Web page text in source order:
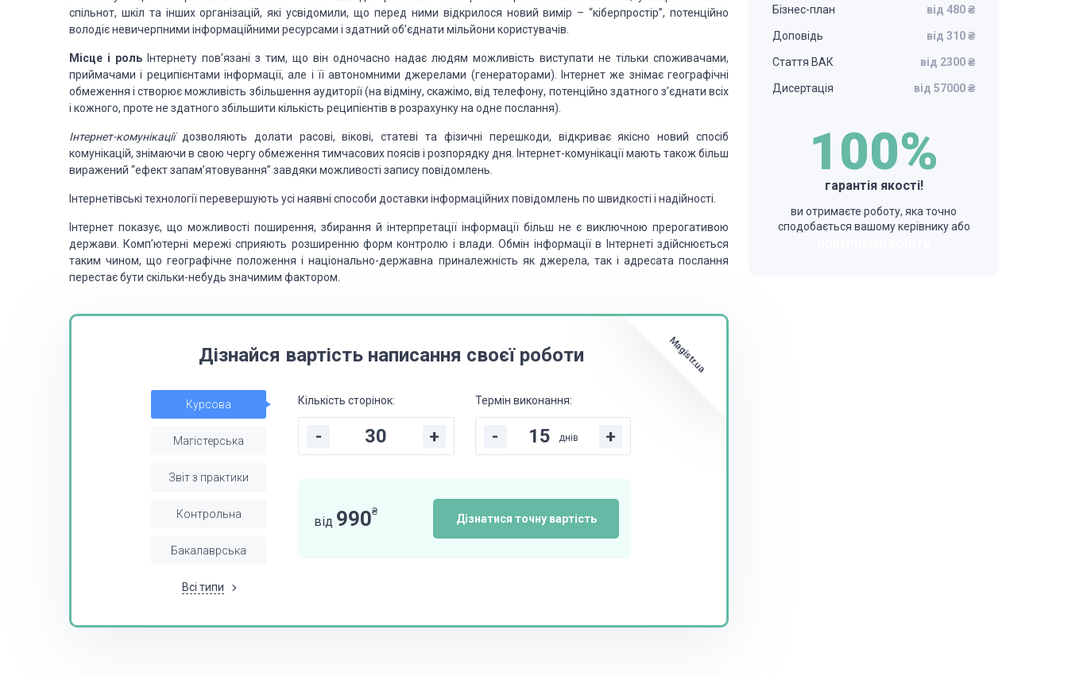
спільнот, шкіл та інших організацій, які усвідомили, що перед ними відкрилося новий вимір – “кіберпростір”, потенційно
володіє невичерпними інформаційними ресурсами і здатний об’єднати мільйони користувачів.
Місце і роль Інтернету пов’язані з тим, що він одночасно надає людям можливість виступати не тільки споживачами,
приймачами і реципієнтами інформації, але і її автономними джерелами (генераторами). Інтернет же знімає географічні
обмеження і створює можливість збільшення аудиторії (на відміну, скажімо, від телефону, потенційно здатного з’єднати всіх
і кожного, проте не здатного збільшити кількість реципієнтів в розрахунку на одне послання).
Інтернет-комунікації дозволяють долати расові, вікові, статеві та фізичні перешкоди, відкриває якісно новий спосіб
комунікацій, знімаючи в свою чергу обмеження тимчасових поясів і розпорядку дня. Інтернет-комунікації мають також більш
виражений “ефект запам’ятовування” завдяки можливості запису повідомлень.
Інтернетівські технології перевершують усі наявні способи доставки інформаційних повідомлень по швидкості і надійності.
Інтернет показує, що можливості поширення, збирання й інтерпретації інформації більш не є виключною прерогативою
держави. Комп’ютерні мережі сприяють розширенню форм контролю і влади. Обмін інформації в Інтернеті здійснюється
таким чином, що географічне положення і національно-державна приналежність як джерела, так і адресата послання
перестає бути скільки-небудь значимим фактором.
Magistr.ua
Дізнайся вартість написання своєї роботи
Курсова
Магістерська
Звіт з практики
Контрольна
Бакалаврська
Всі типи
Кількість сторінок:
- +
Термін виконання:
- днів +
від 990₴
Дізнатися точну вартість
Бізнес-план від 480 ₴
Доповідь від 310 ₴
Стаття ВАК від 2300 ₴
Дисертація від 57000 ₴
100%
гарантія якості!
ви отримаєте роботу, яка точно
сподобається вашому керівнику або